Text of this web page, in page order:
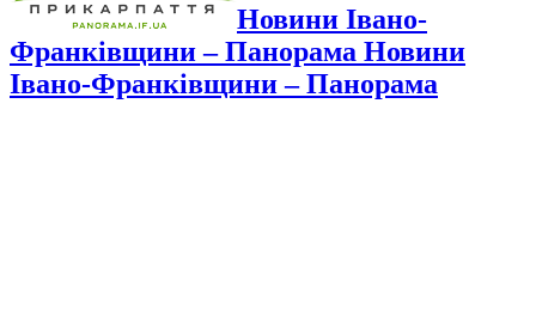
Новини Івано-
Франківщини – Панорама Новини
Івано-Франківщини – Панорама